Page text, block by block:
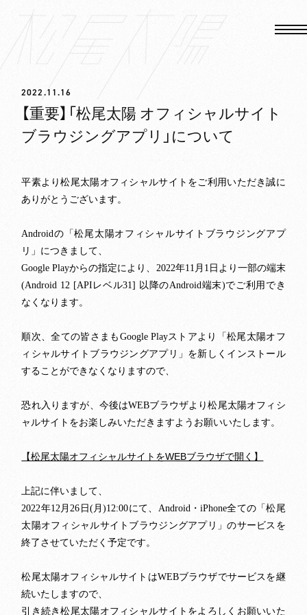
HOME
NEWS
MEDIA
VIDEO
BIOGRAPHY
REQUEST
MAIL MAGAZINE
2022.11.16
【重要】「松尾太陽 オフィシャルサイト
ブラウジングアプリ」について
平素より松尾太陽オフィシャルサイトをご利用いただき誠に
ありがとうございます。
Androidの「松尾太陽オフィシャルサイトブラウジングアプ
リ」につきまして、
Google Playからの指定により、 2022年11 月 1 日より一部の端末
(Android 12 [API レベル31] 以降のAndroid端末)でご利用でき
なくなります。
順次、全ての皆さまも Google Playストアより「松尾太陽オフ
ィシャルサイトブラウジングアプリ」を新しくインストール
することができなくなりますので、
恐れ入りますが、今後はWEBブラウザより松尾太陽オフィシ
ャルサイトをお楽しみいただきますようお願いいたします。
【松尾太陽オフィシャルサイトをWEBブラウザで開く】
上記に伴いまして、
2022年12 月 26 日(月)12:00にて、 Android ・iPhone全ての「松尾
太陽オフィシャルサイトブラウジングアプリ」のサービスを
終了させていただく予定です。
松尾太陽オフィシャルサイトはWEBブラウザでサービスを継
続いたしますので、
引き続き松尾太陽オフィシャルサイトをよろしくお願いいた